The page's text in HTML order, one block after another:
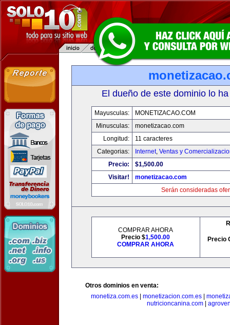
El dueño de este dominio lo
Mayusculas:
MONETIZACAO.COM
Minusculas:
monetizacao.com
Longitud:
11 caracteres
Categorias:
Internet, Ventas y
Precio:
$1,500.00
Visitar!
monetizacao.com
Serán consideradas
COMPRAR AHORA
Precio $1,500.00
COMPRAR AHORA
Precio
Otros dominios en venta:
monetiza.com.es| monetizacion.com.es|
nutricioncanina.com